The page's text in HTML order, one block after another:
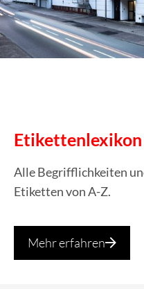
Etikettenlexikon
Alle Begrifflichkeiten
Etiketten von A-Z.
Mehr erfahren